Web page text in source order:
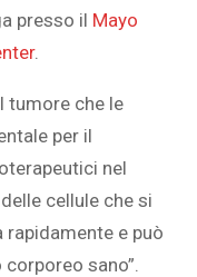
presso il Mayo
.
tumore che le
per il
nel
cellule che si
e può
sano”.